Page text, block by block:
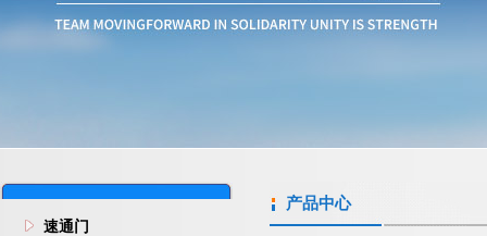
速通门
产品中心